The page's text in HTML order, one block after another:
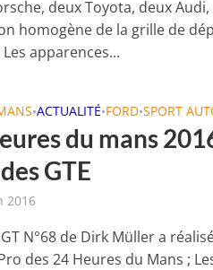
deux Toyota, deux
homogène de la grille de
apparences...
•ACTUALITÉ•FORD•SPORT
du mans
GTE
2016
N°68 de Dirk Müller a
des 24 Heures du Mans ;